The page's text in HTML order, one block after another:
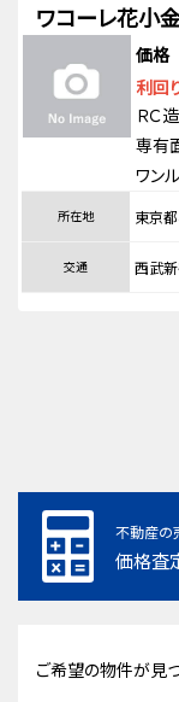
ワコーレ花小
価格
利回
ＲＣ
専有
ワン
所在地 東京
交通 西武
不動産の
価格査
ご希望の物件が見つ